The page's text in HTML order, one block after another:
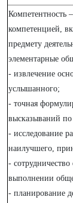
Компетентность
компетенцией,
предмету
элементарные
- извлечение
услышанного;
- точная
высказываний
- исследование
наилучшего,
-
выполнении
- планирование